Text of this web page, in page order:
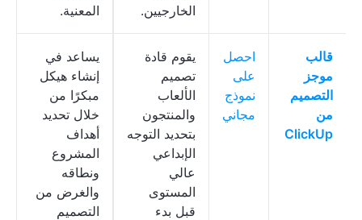
الخارجيين.
المعنية.
قالب
موجز
التصميم
من
ClickUp
احصل
على
نموذج
مجاني
يقوم قادة
تصميم
الألعاب
والمنتجون
بتحديد التوجه
الإبداعي
عالي
المستوى
قبل بدء
يساعد في
إنشاء هيكل
مبكرًا من
خلال تحديد
أهداف
المشروع
ونطاقه
والغرض من
التصميم